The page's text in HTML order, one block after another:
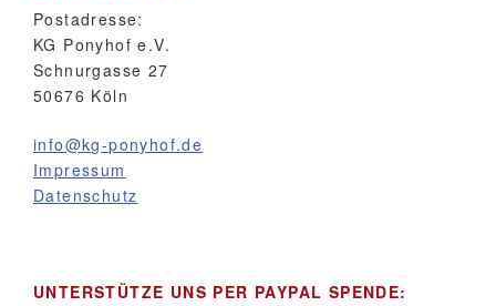
Postadresse:
KG Ponyhof e.V.
Schnurgasse 27
50676 Köln
info@kg-ponyhof.de
Impressum
Datenschutz
UNTERSTÜTZE UNS PER PAYPAL SPENDE: